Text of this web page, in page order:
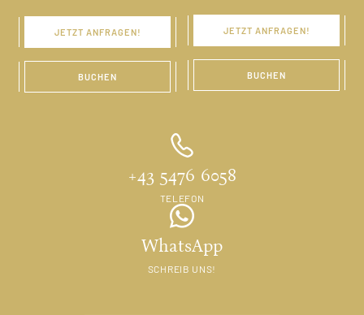
JETZT ANFRAGEN!
BUCHEN
+43 5476 6058
TELEFON
WhatsApp
SCHREIB UNS!
JETZT ANFRAGEN!
BUCHEN